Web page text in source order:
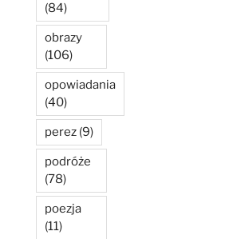
(84)
obrazy
(106)
opowiadania
(40)
perez (9)
podróże
(78)
poezja
(11)